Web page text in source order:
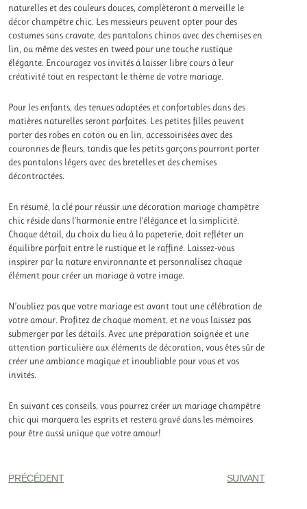
naturelles et des couleurs douces, complèteront à merveille le
décor champêtre chic. Les messieurs peuvent opter pour des
costumes sans cravate, des pantalons chinos avec des chemises en
lin, ou même des vestes en tweed pour une touche rustique
élégante. Encouragez vos invités à laisser libre cours à leur
créativité tout en respectant le thème de votre mariage.
Pour les enfants, des tenues adaptées et confortables dans des
matières naturelles seront parfaites. Les petites filles peuvent
porter des robes en coton ou en lin, accessoirisées avec des
couronnes de fleurs, tandis que les petits garçons pourront porter
des pantalons légers avec des bretelles et des chemises
décontractées.
En résumé, la clé pour réussir une décoration mariage champêtre
chic réside dans l’harmonie entre l’élégance et la simplicité.
Chaque détail, du choix du lieu à la papeterie, doit refléter un
équilibre parfait entre le rustique et le raffiné. Laissez-vous
inspirer par la nature environnante et personnalisez chaque
élément pour créer un mariage à votre image.
N’oubliez pas que votre mariage est avant tout une célébration de
votre amour. Profitez de chaque moment, et ne vous laissez pas
submerger par les détails. Avec une préparation soignée et une
attention particulière aux éléments de décoration, vous êtes sûr de
créer une ambiance magique et inoubliable pour vous et vos
invités.
En suivant ces conseils, vous pourrez créer un mariage champêtre
chic qui marquera les esprits et restera gravé dans les mémoires
pour être aussi unique que votre amour!
PRÉCÉDENT SUIVANT